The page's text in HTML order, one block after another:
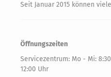
Seit Januar 2015 können
Öffnungszeiten
Servicezentrum: Mo - Mi:
12:00 Uhr